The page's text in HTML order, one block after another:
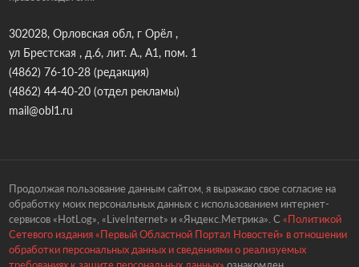
302028, Орловская обл, г Орёл ,
ул Брестская , д.6, лит. А., А1, пом. 1
(4862) 76-10-28(редакция)
(4862) 44-40-20(отдел рекламы)
mail@obl1.ru
Продолжая пользование данным сайтом, я выражаю свое согласие на
обработку моих персональных данных с использованием интернет-
сервисов «HotLog», «LiveInternet» и «Яндекс.Метрика». С «Политикой
Сетевого издания «Первый Областной Портал Новостей» в отношении
обработки персональных данных и сведениями о реализуемых
требованиях к защите персональных данных» ознакомлен.